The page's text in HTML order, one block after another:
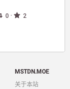
0 · 2
MSTDN.MOE
关于本站